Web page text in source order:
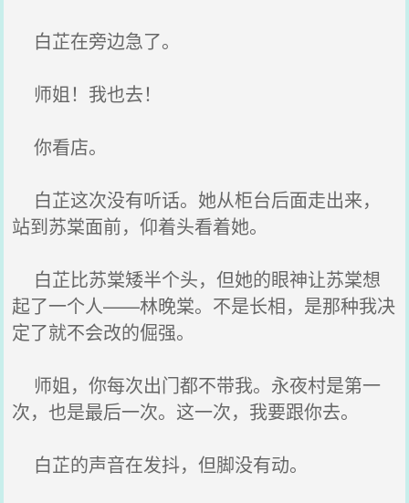
白芷在旁边急了。
师姐！我也去！
你看店。
白芷这次没有听话。她从柜台后面走出来，
站到苏棠面前，仰着头看着她。
白芷比苏棠矮半个头，但她的眼神让苏棠想
起了一个人——林晚棠。不是长相，是那种我决
定了就不会改的倔强。
师姐，你每次出门都不带我。永夜村是第一
次，也是最后一次。这一次，我要跟你去。
白芷的声音在发抖，但脚没有动。